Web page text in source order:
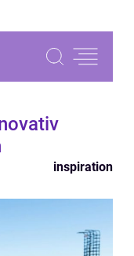
inspiration